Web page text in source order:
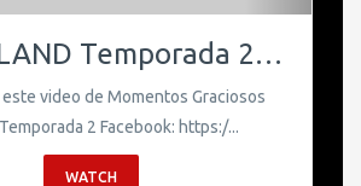
KARMALAND Temporada 2 Momentos Graciosos Parte 1
video de Momentos Graciosos
2 Facebook: https:/...
WATCH